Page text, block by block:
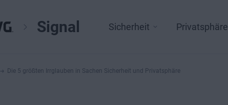
Signal Sicherheit Privatsphäre
Die 5 größten Irrglauben in Sachen Sicherheit und Privatsphäre